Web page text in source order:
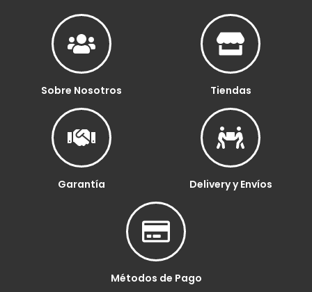
Sobre Nosotros Tiendas
Garantía Delivery y Envíos
Métodos de Pago